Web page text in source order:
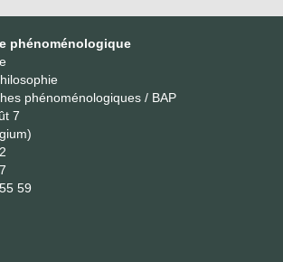
phénoménologique
phénoménologiques / BAP
7
59